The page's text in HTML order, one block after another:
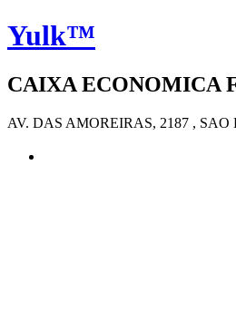
Yulk™
CAIXA ECONOMICA
AV. DAS AMOREIRAS, 2187 ,